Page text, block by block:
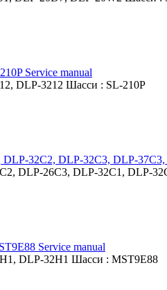
Service manual
DLP-3212 Шасси : SL-210P
32C2, DLP-32C3, DLP-37C3,
DLP-26C3, DLP-32C1, DLP-
Service manual
DLP-32H1 Шасси : MST9E88